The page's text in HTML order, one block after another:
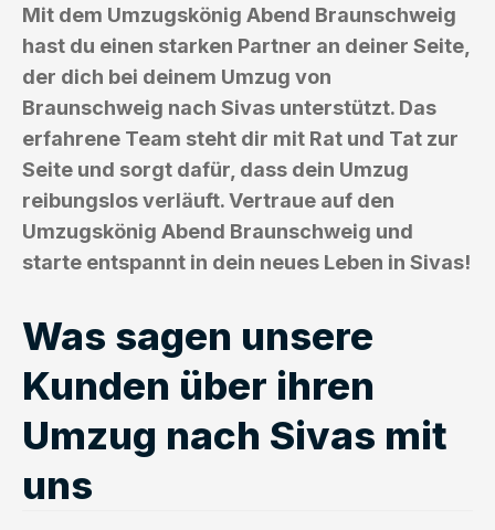
Mit dem Umzugskönig Abend Braunschweig
hast du einen starken Partner an deiner Seite,
der dich bei deinem Umzug von
Braunschweig nach Sivas unterstützt. Das
erfahrene Team steht dir mit Rat und Tat zur
Seite und sorgt dafür, dass dein Umzug
reibungslos verläuft. Vertraue auf den
Umzugskönig Abend Braunschweig und
starte entspannt in dein neues Leben in Sivas!
Was sagen unsere
Kunden über ihren
Umzug nach Sivas mit
uns